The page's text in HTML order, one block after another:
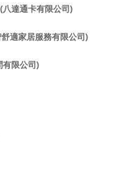
達通卡有限公司)
適家居服務有限公司)
有限公司)